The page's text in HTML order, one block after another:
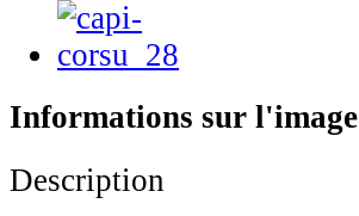
Informations sur l'image
Description